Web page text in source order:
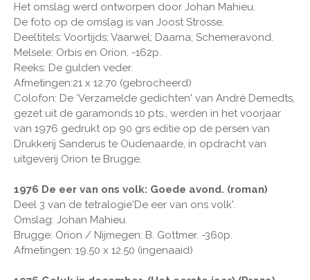
Het omslag werd ontworpen door Johan Mahieu.
De foto op de omslag is van Joost Strosse.
Deeltitels: Voortijds; Vaarwel; Daarna; Schemeravond.
Melsele: Orbis en Orion. -162p.
Reeks: De gulden veder.
Afmetingen:21 x 12.70 (gebrocheerd)
Colofon: De ‘Verzamelde gedichten' van André Demedts,
gezet uit de garamonds 10 pts., werden in het voorjaar
van 1976 gedrukt op 90 grs editie op de persen van
Drukkerij Sanderus te Oudenaarde, in opdracht van
uitgeverij Orion te Brugge.
1976 De eer van ons volk: Goede avond. (roman)
Deel 3 van de tetralogie‘De eer van ons volk'.
Omslag: Johan Mahieu.
Brugge: Orion / Nijmegen: B. Gottmer. -360p.
Afmetingen: 19.50 x 12.50 (ingenaaid)